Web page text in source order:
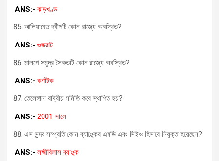
ANS:- ঝাড়খণ্ড
আলিয়াবেত দ্বীপটি কোন রাজ্যে অবস্থিত?
ANS:- গুজরাট
মালপে সমুদ্র সৈকতটি কোন রাজ্যে অবস্থিত?
ANS:- কর্ণাটক
তেলেঙ্গানা রাষ্ট্রীয় সমিতি কবে স্থাপিত হয়?
ANS:- 2001 সালে
এস সুন্দর সম্প্রতি কোন ব্যাঙ্কের এমডি এবং সিইও হিসাবে নিযুক্ত হয়েছেন?
ANS:- লক্ষ্মীবিলাস ব্যাঙ্ক